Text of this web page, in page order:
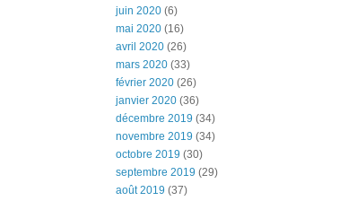
juin 2020 (6)
mai 2020 (16)
avril 2020 (26)
mars 2020 (33)
février 2020 (26)
janvier 2020 (36)
décembre 2019 (34)
novembre 2019 (34)
octobre 2019 (30)
septembre 2019 (29)
août 2019 (37)